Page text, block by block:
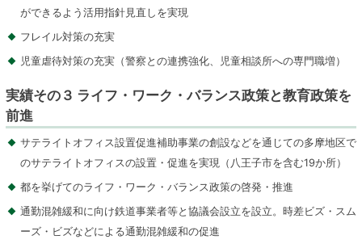
ができるよう活用指針見直しを実現
フレイル対策の充実
児童虐待対策の充実（警察との連携強化、児童相談所への専門職増）
実績その３ ライフ・ワーク・バランス政策と教育政策を
前進
サテライトオフィス設置促進補助事業の創設などを通じての多摩地区で
のサテライトオフィスの設置・促進を実現（八王子市を含む19か所）
都を挙げてのライフ・ワーク・バランス政策の啓発・推進
通勤混雑緩和に向け鉄道事業者等と協議会設立を設立。時差ビズ・スム
ーズ・ビズなどによる通勤混雑緩和の促進